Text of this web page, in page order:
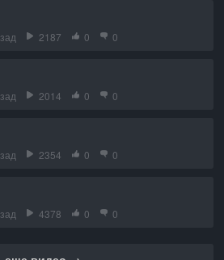
2187 0 0
2014 0 0
2354 0 0
4378 0 0